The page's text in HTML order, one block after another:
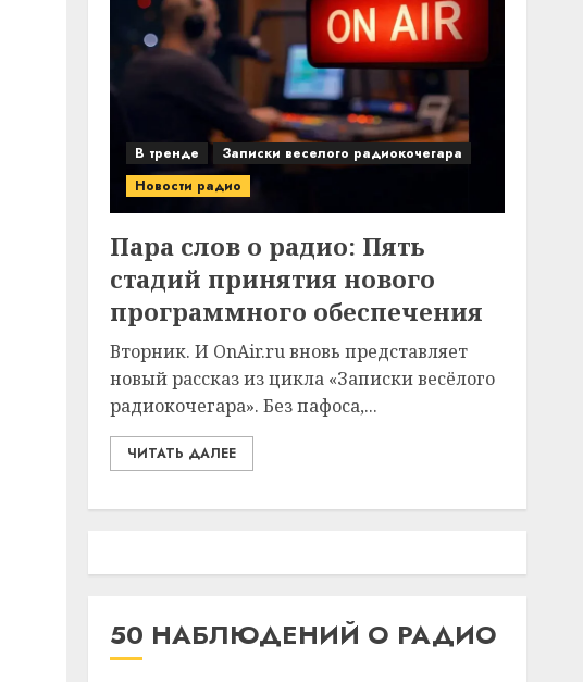
В тренде
Записки веселого радиокочегара
Новости радио
Пара слов о радио: Пять
стадий принятия нового
программного обеспечения
Вторник. И OnAir.ru вновь представляет
новый рассказ из цикла «Записки весёлого
радиокочегара». Без пафоса,...
ЧИТАТЬ ДАЛЕЕ
50 НАБЛЮДЕНИЙ О РАДИО